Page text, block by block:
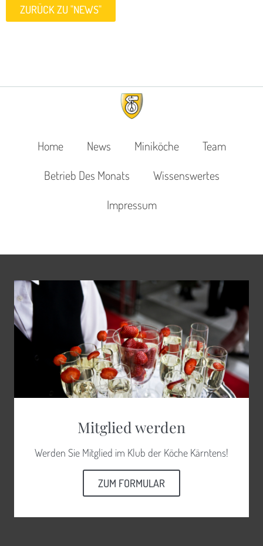
ZURÜCK ZU "NEWS"
Home News Miniköche
Team
Betrieb Des Monats
Wissenswertes
Impressum
Mitglied werden
Werden Sie Mitglied im Klub der Köche Kärntens!
ZUM FORMULAR